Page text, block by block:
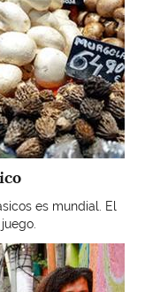
es mundial. El